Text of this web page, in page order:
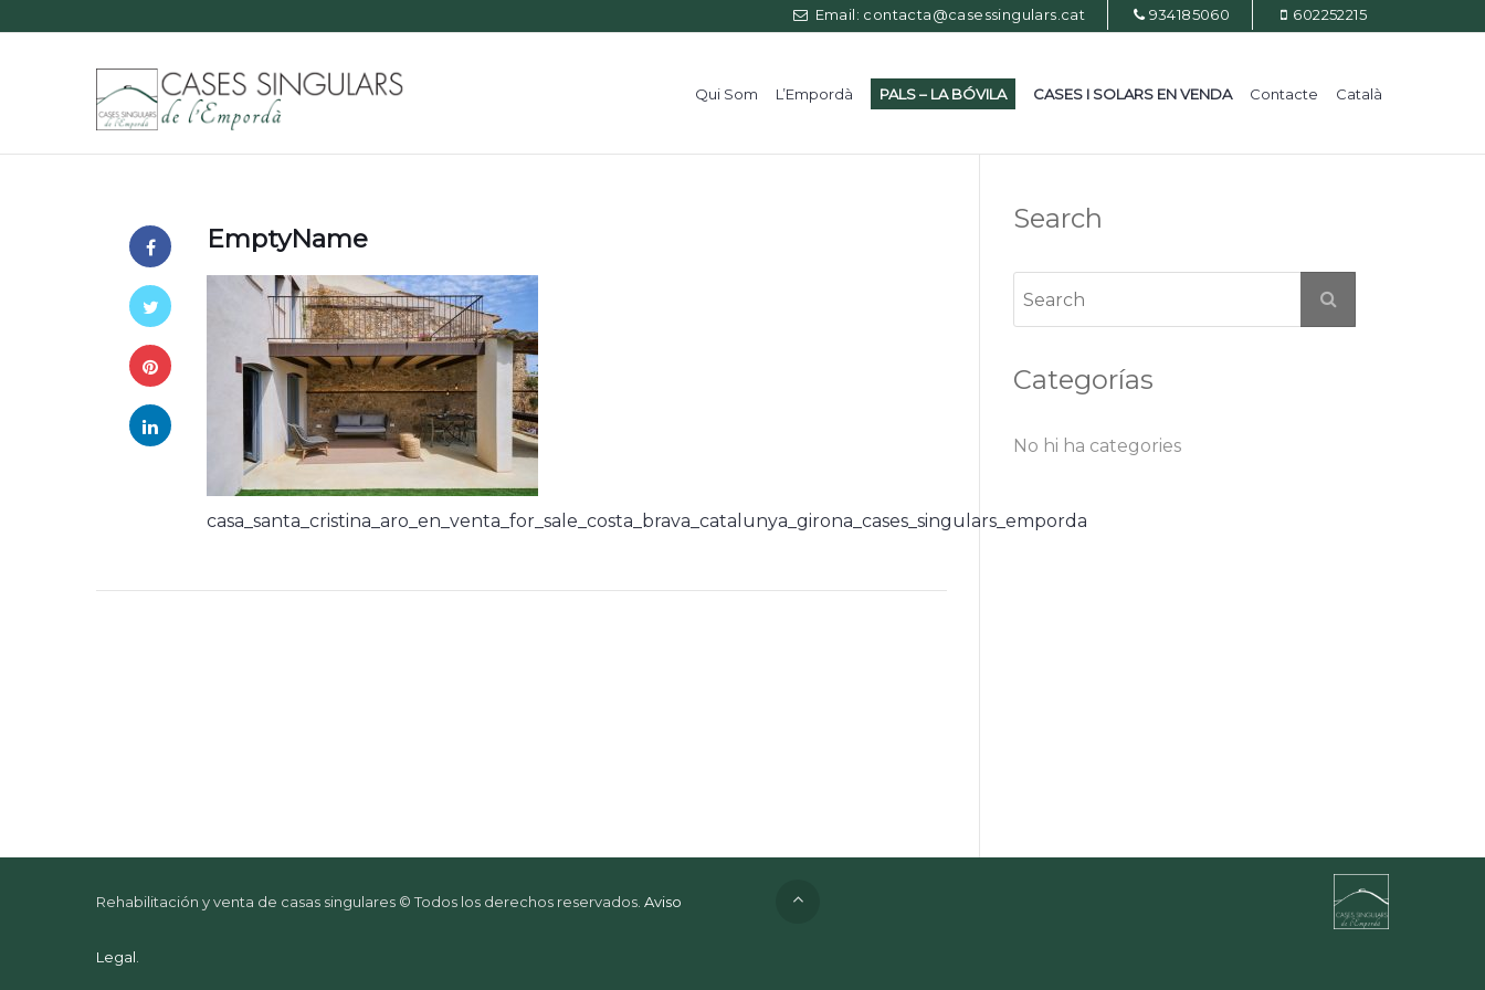
Email: contacta@casessingulars.cat 934185060 602252215
Qui Som L’Empordà PALS – LA BÓVILA CASES I SOLARS EN VENDA Contacte Català
EmptyName
casa_santa_cristina_aro_en_venta_for_sale_costa_brava_catalunya_girona_cases_singulars_emporda
Search
Categorías
No hi ha categories
Rehabilitación y venta de casas singulares © Todos los derechos reservados. Aviso
Legal